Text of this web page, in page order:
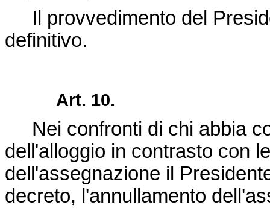
Il provvedimento del
definitivo.
Art. 10.
Nei confronti di chi abbia
dell'alloggio in contrasto con
dell'assegnazione il
decreto, l'annullamento